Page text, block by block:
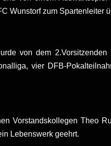
Wunstorf zum Spartenleiter
von dem
vier DFB-
Vorstandskollegen Theo
Lebenswerk geehrt.